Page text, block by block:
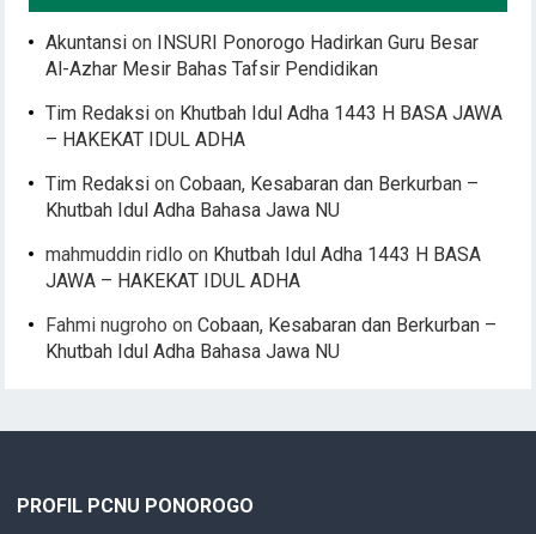
Akuntansi on
INSURI Ponorogo Hadirkan Guru Besar
Al-Azhar Mesir Bahas Tafsir Pendidikan
Tim Redaksi on Khutbah Idul Adha 1443 H BASA JAWA
– HAKEKAT IDUL ADHA
Tim Redaksi onCobaan, Kesabaran dan Berkurban –
Khutbah Idul Adha Bahasa Jawa NU
mahmuddin ridlo on Khutbah Idul Adha 1443 H BASA
JAWA – HAKEKAT IDUL ADHA
Fahmi nugroho onCobaan, Kesabaran dan Berkurban –
Khutbah Idul Adha Bahasa Jawa NU
PROFIL PCNU PONOROGO